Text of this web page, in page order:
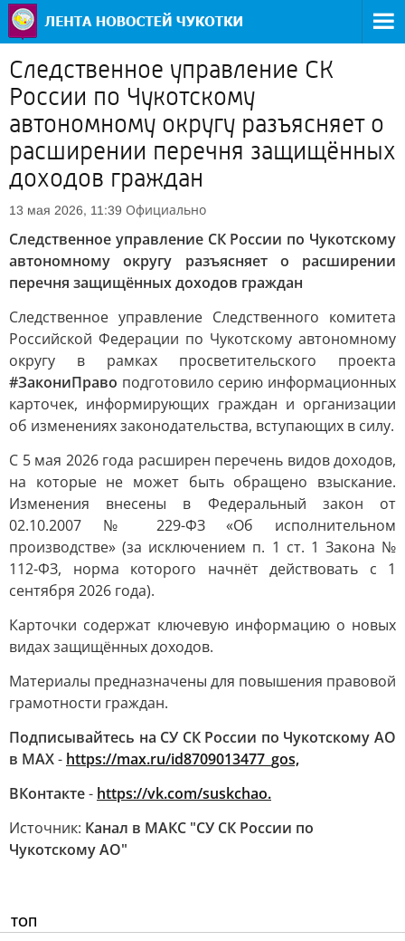
Следственное управление СК
России по Чукотскому
автономному округу разъясняет о
расширении перечня защищённых
доходов граждан
13 мая 2026, 11:39 Официально
Следственное управление СК России по Чукотскому
автономному округу разъясняет о расширении
перечня защищённых доходов граждан
Следственное управление Следственного комитета
Российской Федерации по Чукотскому автономному
округу в рамках просветительского проекта
#ЗакониПраво подготовило серию информационных
карточек, информирующих граждан и организации
об изменениях законодательства, вступающих в силу.
С 5 мая 2026 года расширен перечень видов доходов,
на которые не может быть обращено взыскание.
Изменения внесены в Федеральный закон от
02.10.2007 № 229-ФЗ «Об исполнительном
производстве» (за исключением п. 1 ст. 1 Закона №
112-ФЗ, норма которого начнёт действовать с 1
сентября 2026 года).
Карточки содержат ключевую информацию о новых
видах защищённых доходов.
Материалы предназначены для повышения правовой
грамотности граждан.
Подписывайтесь на СУ СК России по Чукотскому АО
в МАХ- https://max.ru/id8709013477_gos,
ВКонтакте- https://vk.com/suskchao.
Источник: Канал в МАКС "СУ СК России по
Чукотскому АО"
ТОП